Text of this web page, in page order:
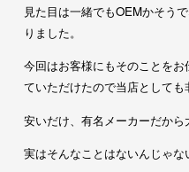
見た目は一緒でもOEMかそう
りました。
今回はお客様にもそのことを
ていただけたので当店としても
安いだけ、有名メーカーだから
実はそんなことはないんじゃな